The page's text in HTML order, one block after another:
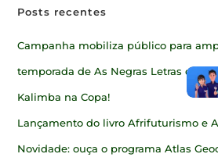
Posts recentes
Campanha mobiliza público para
temporada de As Negras Letras de
Kalimba na Copa!
Lançamento do livro Afrifuturismo e
Novidade: ouça o programa Atlas